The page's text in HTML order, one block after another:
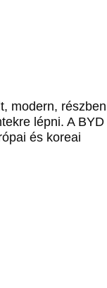
modern, részben
lépni. A BYD
és koreai